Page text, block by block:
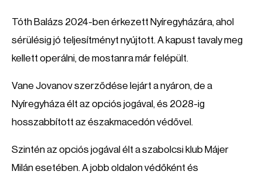
Tóth Balázs 2024-ben érkezett Nyíregyházára, ahol
sérülésig jó teljesítményt nyújtott. A kapust tavaly meg
kellett operálni, de mostanra már felépült.
Vane Jovanov szerződése lejárt a nyáron, de a
Nyíregyháza élt az opciós jogával, és 2028-ig
hosszabbított az északmacedón védővel.
Szintén az opciós jogával élt a szabolcsi klub Májer
Milán esetében. A jobb oldalon védőként és